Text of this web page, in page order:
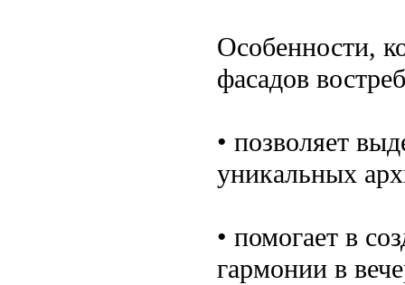
Особенности,
фасадов
• позволяет
уникальных
• помогает в
гармонии в